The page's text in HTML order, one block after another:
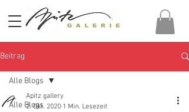
Beitrag
Alle Blogs
Alle Blogs
Apitz gallery
2. Okt. 2020 1 Min. Lesezeit